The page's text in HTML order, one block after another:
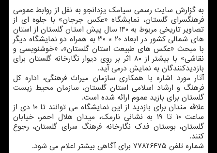
به گزارش سایت رسمی سیامك یزدانجو به نقل از روابط عمومی
فرهنگسرای گلستان، نمایشگاه «عكس جرجان» با جلوه ای از
تصاویر تاریخی مربوط به ۱۴۰ سال پیش استان گلستان از استان
های شمالی كشور در ابعاد ۲۰ * ۳۰ به همراه دو نمایشگاه دیگر
با مبحث «عكس های طبیعت استان گلستان»، «خوشنویسی و
نقاشی» با بیشتر از ۸۰ اثر بر روی دیوار نگارخانه گلستان برای
بازدیدكنندگان به نمایش درمی آید.
آثار مورد اشاره با همكاری سازمان میراث فرهنگی، اداره كل
فرهنگ و ارشاد اسلامی استان گلستان، سازمان محیط زیست
گلستان برای بازید عموم ارائه شده است.
علاقه مندان برای بازدید از این نمایشگاه می توانند تا ۱۰ دی از
ساعت ۱۰ تا ۱۹ به نشانی نارمك، میدان هلال احمر، خیابان
گلستان، بوستان فدك نگارخانه فرهنگ سرای گلستان، رجوع
كنند.
شماره تلفن ۷۷۸۲۶۴۷۵ برای آگاهی بیشتر اعلام می شود.